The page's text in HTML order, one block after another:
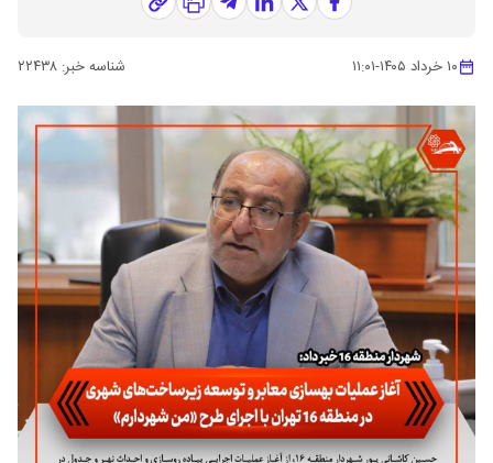
۱۰ خرداد ۱۴۰۵ -۱۱:۰۱ شناسه خبر: ۲۲۴۳۸